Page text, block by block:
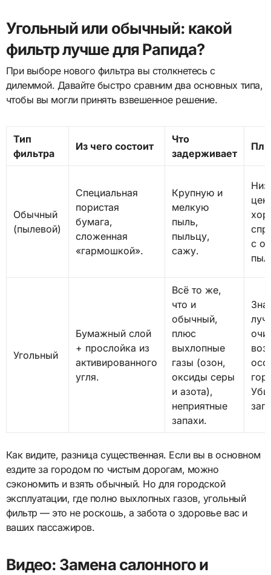
Угольный или обычный: какой
фильтр лучше для Рапида?
При выборе нового фильтра вы столкнетесь с
дилеммой. Давайте быстро сравним два основных типа,
чтобы вы могли принять взвешенное решение.
Тип
фильтра
Из чего состоит
Что
задерживает
Обычный
(пылевой)
Специальная
пористая
бумага,
сложенная
«гармошкой».
Крупную и
мелкую
пыль,
пыльцу,
сажу.
с
Угольный
Бумажный слой
+ прослойка из
активированного
угля.
Всё то же,
что и
обычный,
плюс
выхлопные
газы (озон,
оксиды серы
и азота),
неприятные
запахи.
Как видите, разница существенная. Если вы в основном
ездите за городом по чистым дорогам, можно
сэкономить и взять обычный. Но для городской
эксплуатации, где полно выхлопных газов, угольный
фильтр — это не роскошь, а забота о здоровье вас и
ваших пассажиров.
Видео: Замена салонного и